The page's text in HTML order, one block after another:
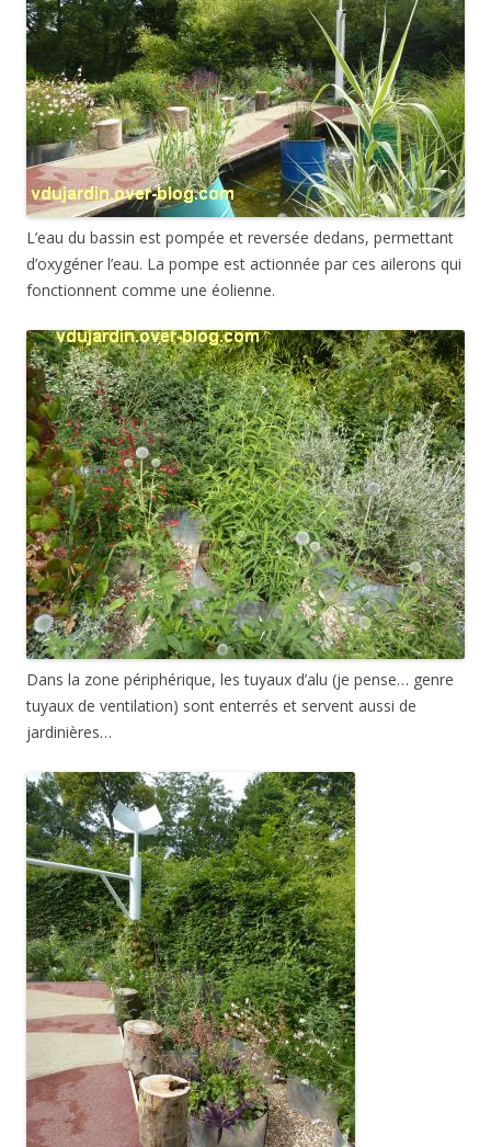
L’eau du bassin est pompée et reversée dedans, permettant
d’oxygéner l’eau. La pompe est actionnée par ces ailerons qui
fonctionnent comme une éolienne.
Dans la zone périphérique, les tuyaux d’alu (je pense… genre
tuyaux de ventilation) sont enterrés et servent aussi de
jardinières…